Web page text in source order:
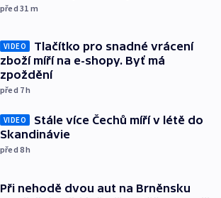
před 31 m
VIDEO
Tlačítko pro snadné vrácení
zboží míří na e-shopy. Byť má
zpoždění
před 7h
VIDEO
Stále více Čechů míří v létě do
Skandinávie
před 8h
Při nehodě dvou aut na Brněnsku